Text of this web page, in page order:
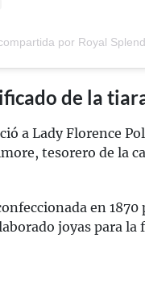
por Royal
de la
a Lady Florence
tesorero de la
en 1870
joyas para